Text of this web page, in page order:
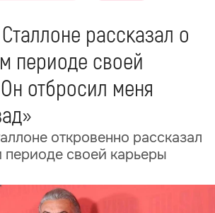
рассказал о
периоде своей
отбросил меня
откровенно рассказал
периоде своей карьеры